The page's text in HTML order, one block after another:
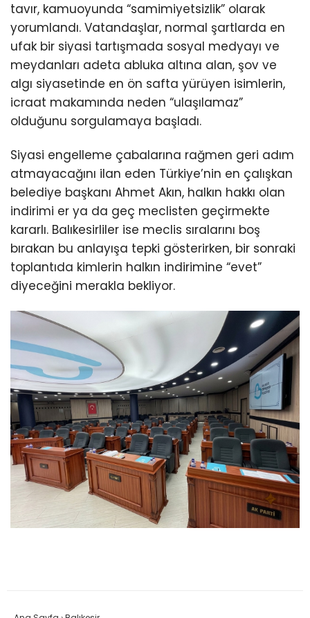
tavır, kamuoyunda “samimiyetsizlik” olarak
yorumlandı. Vatandaşlar, normal şartlarda en
ufak bir siyasi tartışmada sosyal medyayı ve
meydanları adeta abluka altına alan, şov ve
algı siyasetinde en ön safta yürüyen isimlerin,
icraat makamında neden “ulaşılamaz”
olduğunu sorgulamaya başladı.
Siyasi engelleme çabalarına rağmen geri adım
atmayacağını ilan eden Türkiye’nin en çalışkan
belediye başkanı Ahmet Akın, halkın hakkı olan
indirimi er ya da geç meclisten geçirmekte
kararlı. Balıkesirliler ise meclis sıralarını boş
bırakan bu anlayışa tepki gösterirken, bir sonraki
toplantıda kimlerin halkın indirimine “evet”
diyeceğini merakla bekliyor.